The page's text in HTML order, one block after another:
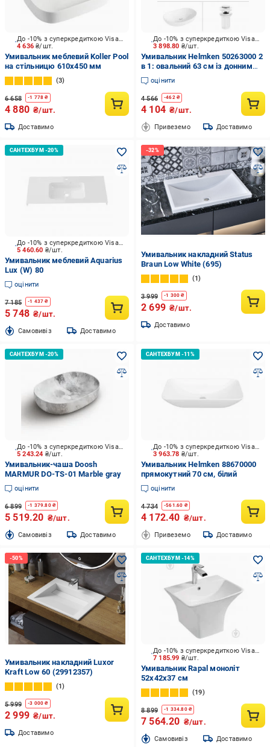
4 636₴/шт.
До -10% з суперкредиткою Visa Вигода
Умивальник меблевий Koller Pool
на стільницю 610х450 мм
3
6 658 -1 778 ₴
4 880 ₴/шт.
Доставимо
3 898.80 ₴/шт.
До -10% з суперкредиткою Visa Вигода
Умивальник Helmken 50263000 2
в 1: овальний 63 см із донним
клапаном Сlick-clack, білий
матовий
оцінити
4 566 -462₴
4 104 ₴/шт.
Привеземо Доставимо
5 460.60 ₴/шт.
До -10% з суперкредиткою Visa Вигода
Умивальник меблевий Aquarius
Lux (W) 80
оцінити
7 185 -1 437 ₴
5 748 ₴/шт.
Cамовивіз Доставимо
Умивальник накладний Status
Braun Low White (695)
1
3 999 -1 300 ₴
2 699 ₴/шт.
Доставимо
5 243.24 ₴/шт.
До -10% з суперкредиткою Visa Вигода
Умивальник-чаша Doosh
MARMUR DO-TS-01 Marble gray
оцінити
6 899 -1 379.80₴
5 519.20 ₴/шт.
Cамовивіз Доставимо
3 963.78 ₴/шт.
До -10% з суперкредиткою Visa Вигода
Умивальник Helmken 88670000
прямокутний 70 см, білий
оцінити
4 734 -561.60 ₴
4 172.40 ₴/шт.
Привеземо Доставимо
Умивальник накладний Luxor
Kraft Low 60 (29912357)
1
5 999 -3 000 ₴
2 999 ₴/шт.
Доставимо
7 185.99 ₴/шт.
До -10% з суперкредиткою Visa Вигода
Умивальник Rapal моноліт
52х42х37 см
19
8 899 -1 334.80₴
7 564.20 ₴/шт.
Cамовивіз Доставимо